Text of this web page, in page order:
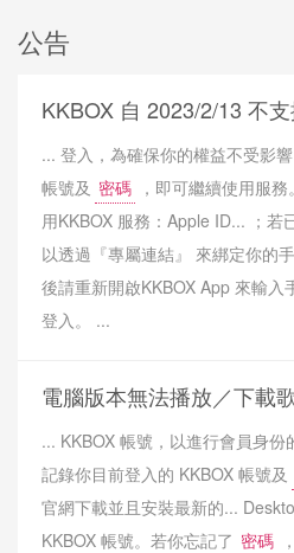
公告
KKBOX 自 2023/2/13 不支
... 登入，為確保你的權益不受影
帳號及 密碼 ，即可繼續使用服
用KKBOX 服務：Apple ID... ；若
以透過『專屬連結』 來綁定你的
後請重新開啟KKBOX App 來輸入
登入。 ...
電腦版本無法播放／下載
... KKBOX 帳號，以進行會員身
記錄你目前登入的 KKBOX 帳號及
官網下載並且安裝最新的...
KKBOX 帳號。若你忘記了 密碼